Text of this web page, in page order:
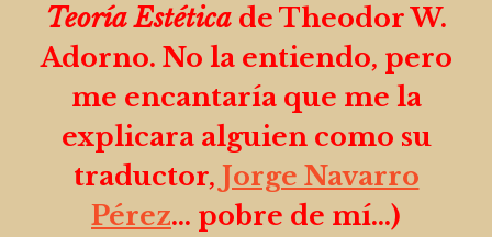
Teoría Estéticade Theodor W.
Adorno. No la entiendo, pero
me encantaría que me la
explicara alguien como su
traductor, Jorge Navarro
Pérez… pobre de mí…)